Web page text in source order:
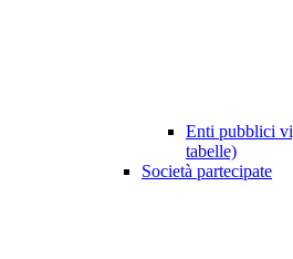
Enti pubblici
tabelle)
Società partecipate